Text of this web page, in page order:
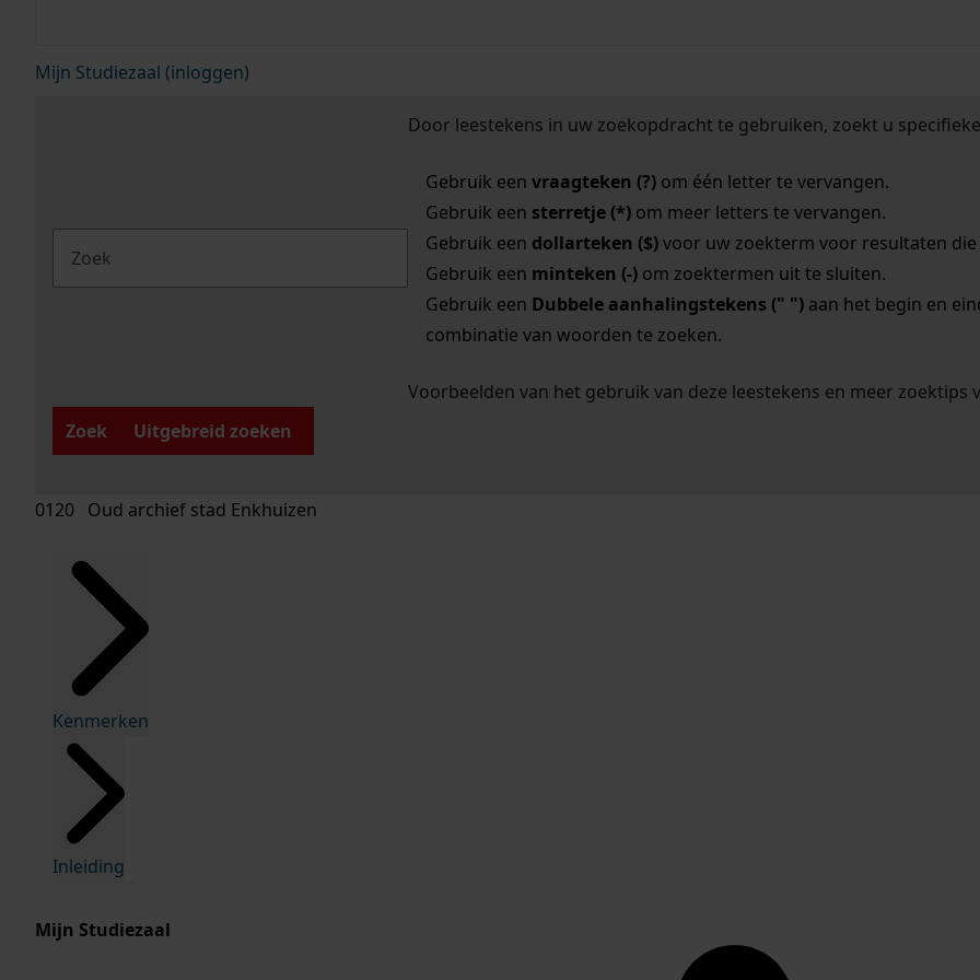
Mijn Studiezaal (inloggen)
Door leestekens in uw zoekopdracht te gebruiken, zoekt u
Gebruik een vraagteken (?)om één letter te vervangen.
Gebruik een sterretje (*)om meer letters te vervangen.
Gebruik een dollarteken ($)voor uw zoekterm voor resultaten die
Gebruik een minteken (-)om zoektermen uit te sluiten.
Gebruik een Dubbele aanhalingstekens (" ")aan het begin en
combinatie van woorden te zoeken.
Voorbeelden van het gebruik van deze leestekens en meer zoektips
Zoek
Uitgebreid zoeken
0120 Oud archief stad Enkhuizen
Kenmerken
Inleiding
Mijn Studiezaal